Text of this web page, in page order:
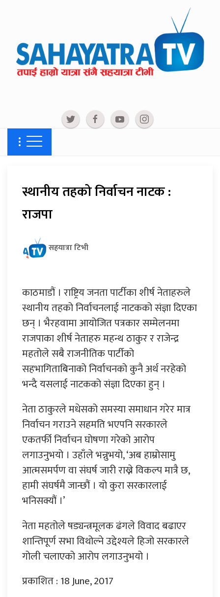
स्थानीय तहको निर्वाचन नाटक :
राजपा
सहयात्रा टिभी
काठमाडौं । राष्ट्रिय जनता पार्टीका शीर्ष नेताहरुले
स्थानीय तहको निर्वाचनलाई नाटकको संज्ञा दिएका
छन् । भैरहवामा आयोजित पत्रकार सम्मेलनमा
राजपाका शीर्ष नेताहरु महन्थ ठाकुर र राजेन्द्र
महतोले सबै राजनीतिक पार्टीको
सहभागिताबिनाको निर्वाचनको कुनै अर्थ नरहेको
भन्दै यसलाई नाटकको संज्ञा दिएका हुन् ।
नेता ठाकुरले मधेसको समस्या समाधान गरेर मात्र
निर्वाचन गराउने सहमति भएपनि सरकारले
एकतर्फी निर्वाचन घोषणा गरेको आरोप
लगाउनुभयो । उहाँले भन्नुभयो, ‘अब हाम्रोसामु
आत्मसमर्पण वा संघर्ष जारी राख्ने विकल्प मात्रै छ,
हामी संघर्षमै जान्छौं । यो कुरा सरकारलाई
भनिसक्यौं ।’
नेता महतोले षड्यन्त्रमूलक ढंगले विवाद बढाएर
शान्तिपूर्ण सभा विथोल्ने उद्देश्यले हिजो सरकारले
गोली चलाएको आरोप लगाउनुभयो ।
प्रकाशित : 18 June, 2017